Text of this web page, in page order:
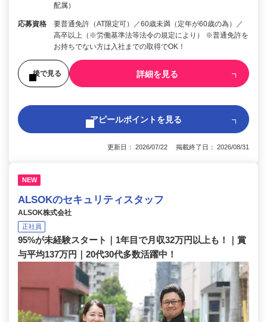
配属）
応募資格
要普通免許（AT限定可）／60歳未満（定年が60歳の為）／
高卒以上（※労働基準法等法令の規定により） ※普通免許を
お持ちでない方は入社までの取得でOK！
後で見る 詳細を見る
アピールポイントを見る
更新日： 2026/07/22 掲載終了日： 2026/08/31
NEW
ALSOKのセキュリティスタッフ
ALSOK株式会社
正社員
95%が未経験スタート｜1年目で月収32万円以上も！｜賞
与平均137万円｜20代30代多数活躍中！